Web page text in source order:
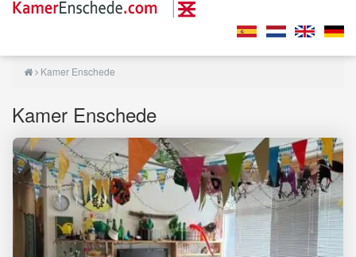
Kamer Enschede
Kamer Enschede